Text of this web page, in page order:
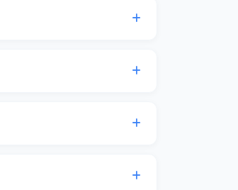
koyuyor ve bu
ve ulaşılabilir
kurgulanır.